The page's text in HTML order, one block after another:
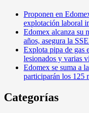
Proponen en
explotación laboral
Edomex alcanza su
años, asegura la
Explota pipa de gas
lesionados y varias
Edomex se suma a
participarán los 125
Categorías